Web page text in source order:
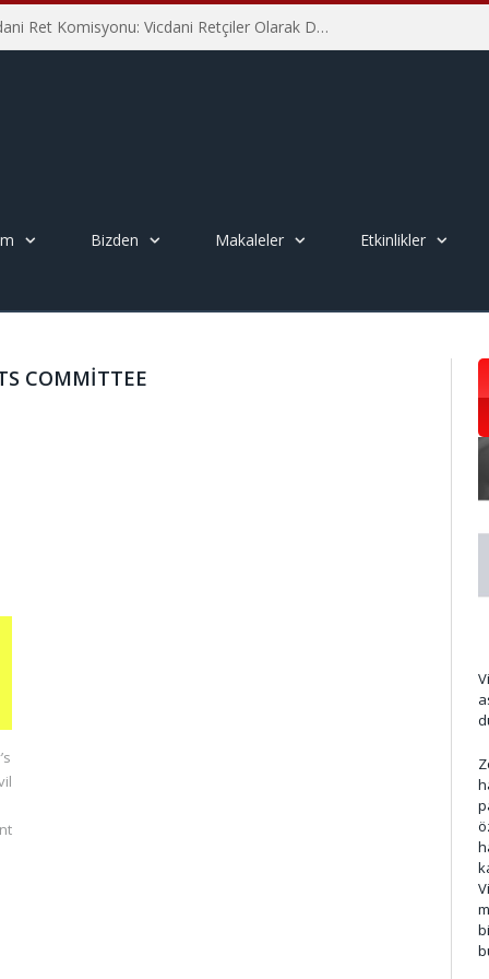
İHD İstanbul Şube Vicdani Ret Komisyonu: Vicdani Retçiler Olarak Destek İçin Buradayız!
Bizden Makaleler Etkinlikler
COMMITTEE